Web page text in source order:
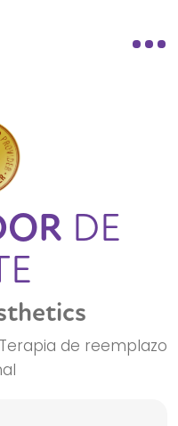
DE
Terapia de reemplazo